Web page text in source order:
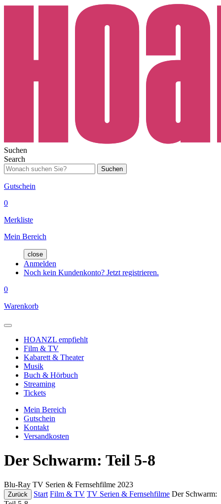
Suchen
Search
Suchen
Gutschein
0
Merkliste
Mein Bereich
close
Anmelden
Noch kein Kundenkonto? Jetzt registrieren.
0
Warenkorb
HOANZL empfiehlt
Film & TV
Kabarett & Theater
Musik
Buch & Hörbuch
Streaming
Tickets
Mein Bereich
Gutschein
Kontakt
Versandkosten
Der Schwarm: Teil 5-8
Blu-Ray TV Serien & Fernsehfilme 2023
Zurück Start Film & TV TV Serien & Fernsehfilme Der Schwarm: